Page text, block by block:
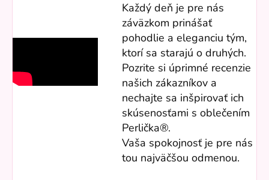
Každý deň je pre nás
záväzkom prinášať
pohodlie a eleganciu tým,
ktorí sa starajú o druhých.
Pozrite si úprimné recenzie
našich zákazníkov a
nechajte sa inšpirovať ich
skúsenosťami s oblečením
Perlička®.
Vaša spokojnosť je pre nás
tou najväčšou odmenou.